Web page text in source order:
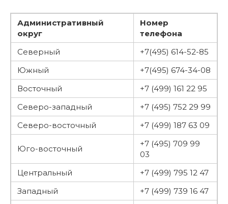
Административный
округ
Номер
телефона
Северный
+7(495) 614-52-85
Южный
+7(495) 674-34-08
Восточный
+7 (499) 161 22 95
Северо-западный
+7 (495) 752 29 99
Северо-восточный
+7 (499) 187 63 09
Юго-восточный
+7 (495) 709 99
03
Центральный
+7 (499) 795 12 47
Западный
+7 (499) 739 16 47